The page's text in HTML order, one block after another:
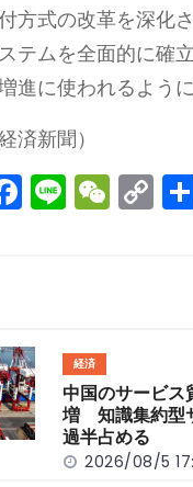
方式の改革を深化
テムを全面的に確
進に使われるように
済新聞）
F
a
o
o
k
Li
n
W
e
C
o
k
経済
中国のサービス
増 知識集約型
過半占める
2026/08/5